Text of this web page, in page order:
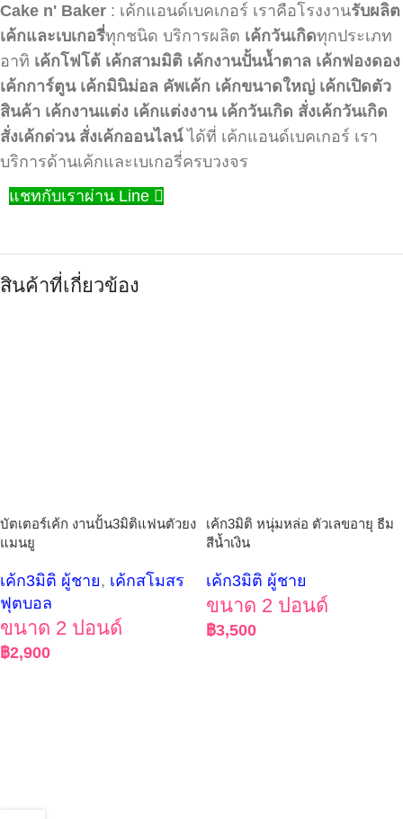
Cake n' Baker : เค้กแอนด์เบคเกอร์ เราคือโรงงานรับผลิต
เค้กและเบเกอรี่ทุกชนิด บริการผลิต เค้กวันเกิดทุกประเภท
อาทิ เค้กโฟโต้ เค้กสามมิติ เค้กงานปั้นน้ำตาล เค้กฟองดอง
เค้กการ์ตูน เค้กมินิม่อล คัพเค้ก เค้กขนาดใหญ่ เค้กเปิดตัว
สินค้า เค้กงานแต่ง เค้กแต่งงาน เค้กวันเกิด สั่งเค้กวันเกิด
สั่งเค้กด่วน สั่งเค้กออนไลน์ได้ที่ เค้กแอนด์เบคเกอร์ เรา
บริการด้านเค้กและเบเกอรี่ครบวงจร
แชทกับเราผ่าน Line
สินค้าที่เกี่ยวข้อง
บัตเตอร์เค้ก งานปั้น3มิติแฟนตัวยง
แมนยู
เค้ก3มิติ ผู้ชาย, เค้กสโมสร
ฟุตบอล
ขนาด 2 ปอนด์
฿2,900
เค้ก3มิติ หนุ่มหล่อ ตัวเลขอายุ ธีม
สีน้ำเงิน
เค้ก3มิติ ผู้ชาย
ขนาด 2 ปอนด์
฿3,500